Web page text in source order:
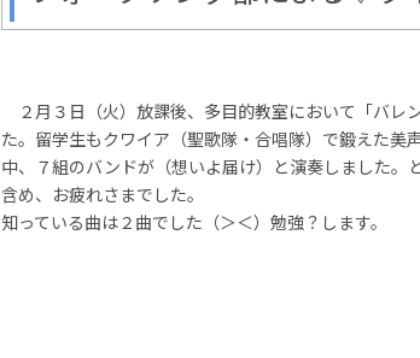
２月３日（火）放課後、多目的教室において「バレ
た。留学生もクワイア（聖歌隊・合唱隊）で鍛えた美
中、７組のバンドが（想いよ届け）と演奏しました。
含め、お疲れさまでした。
知っている曲は２曲でした（＞＜）勉強？します。